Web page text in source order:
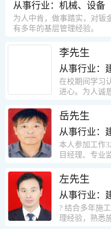
从事行业：机械、设备
为人中肯，做事踏实，对钣
有多年的基层管理经验。
李先生
从事行业：
在校期间学习
进心。为人诚
思想积极上进
有很强的团队
真负责，有很
实、厚重的学
重。有强烈的
工作学习认真
心强。 性格
际关系和一定
责、积极肯干
位上发挥自己
的字典中没有
岳先生
从事行业：
本人参加工作
目经理、专业
计，工程经济
各种岗位，组
适用工地管理
年参加工作，
年。从1978年
左先生
从事行业：
? 结合多年施
理经验，熟悉